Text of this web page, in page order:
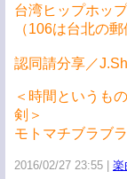
台湾ヒップホッ
（106は台北の郵
認同請分享／
＜時間というも
剣＞
モトマチブラブ
2016/02/27 23:55 楽